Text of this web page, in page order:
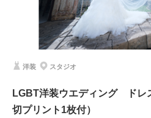
スタジオ＆ロケーションで満足度up!
せっかくお気に入りの衣裳に着替えたの
ンでしっかりおさえましょう♪
相談予約する
洋装 スタジオ
LGBT洋装ウエディング ドレ
切プリント1枚付）